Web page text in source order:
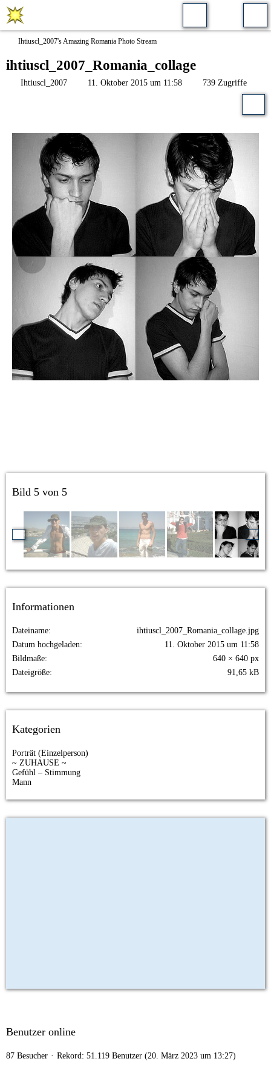
Ihtiuscl_2007's Amazing Romania Photo Stream
ihtiuscl_2007_Romania_collage
Ihtiuscl_2007 11. Oktober 2015 um 11:58 739 Zugriffe
Bild 5 von 5
Informationen
Dateiname
ihtiuscl_2007_Romania_collage.jpg
Datum hochgeladen
11. Oktober 2015 um 11:58
Bildmaße
640 × 640 px
Dateigröße
91,65 kB
Kategorien
Porträt (Einzelperson)
~ ZUHAUSE ~
Gefühl – Stimmung
Mann
Benutzer online
87 Besucher Rekord: 51.119 Benutzer (20. März 2023 um 13:27)